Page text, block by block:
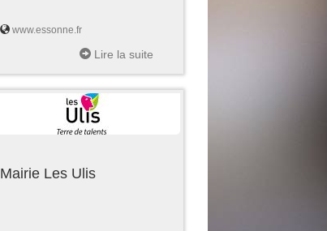
www.essonne.fr
Lire la suite
Mairie Les Ulis